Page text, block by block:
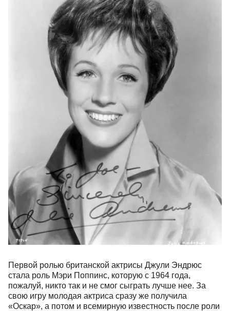
Первой ролью британской актрисы Джули Эндрюс
стала роль Мэри Поппинс, которую с 1964 года,
пожалуй, никто так и не смог сыграть лучше нее. За
свою игру молодая актриса сразу же получила
«Оскар», а потом и всемирную известность после роли